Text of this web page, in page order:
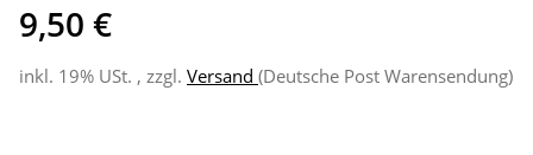
9,50 €
inkl. 19% USt. , zzgl. Versand (Deutsche Post Warensendung)